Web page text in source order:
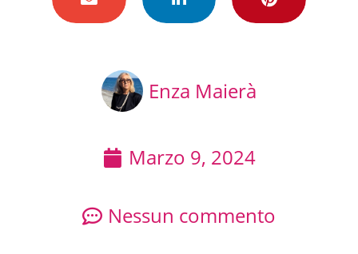
Enza Maierà
Marzo 9, 2024
Nessun commento